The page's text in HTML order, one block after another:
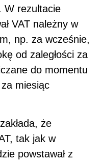
W rezultacie
VAT należny w
np. za wcześnie,
od zaległości za
do momentu
miesiąc
że
tak jak w
powstawał z